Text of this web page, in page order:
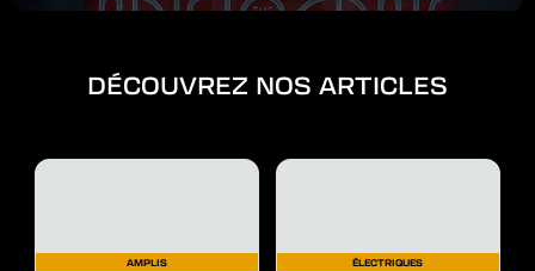
DÉCOUVREZ NOS ARTICLES
AMPLIS ÉLECTRIQUES